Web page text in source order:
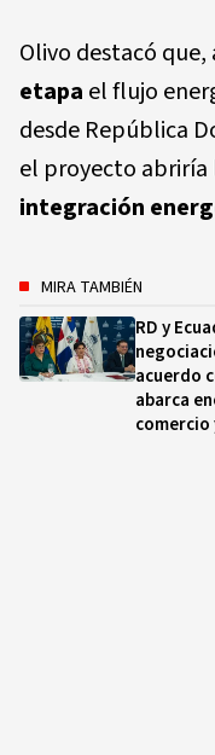
Olivo destacó que,
etapa el flujo
desde República
el proyecto
integración
MIRA TAMBIÉN
RD y
acuerdo
abarca